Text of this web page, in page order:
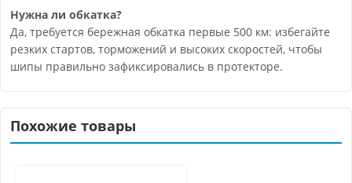
Нужна ли обкатка?
Да, требуется бережная обкатка первые 500 км: избегайте
резких стартов, торможений и высоких скоростей, чтобы
шипы правильно зафиксировались в протекторе.
Похожие товары